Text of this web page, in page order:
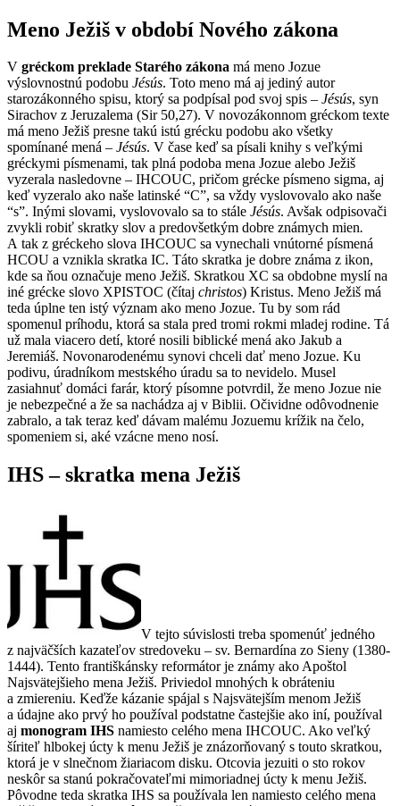
Meno Ježiš v období Nového zákona
V gréckom preklade Starého zákona má meno Jozue
výslovnostnú podobu Jésús. Toto meno má aj jediný autor
starozákonného spisu, ktorý sa podpísal pod svoj spis – Jésús, syn
Sirachov z Jeruzalema (Sir 50,27). V novozákonnom gréckom texte
má meno Ježiš presne takú istú grécku podobu ako všetky
spomínané mená – Jésús. V čase keď sa písali knihy s veľkými
gréckymi písmenami, tak plná podoba mena Jozue alebo Ježiš
vyzerala nasledovne – IHCOUC, pričom grécke písmeno sigma, aj
keď vyzeralo ako naše latinské “C”, sa vždy vyslovovalo ako naše
“s”. Inými slovami, vyslovovalo sa to stále Jésús. Avšak odpisovači
zvykli robiť skratky slov a predovšetkým dobre známych mien.
A tak z gréckeho slova IHCOUC sa vynechali vnútorné písmená
HCOU a vznikla skratka IC. Táto skratka je dobre známa z ikon,
kde sa ňou označuje meno Ježiš. Skratkou XC sa obdobne myslí na
iné grécke slovo XPISTOC (čítaj christos) Kristus. Meno Ježiš má
teda úplne ten istý význam ako meno Jozue. Tu by som rád
spomenul príhodu, ktorá sa stala pred tromi rokmi mladej rodine. Tá
už mala viacero detí, ktoré nosili biblické mená ako Jakub a
Jeremiáš. Novonarodenému synovi chceli dať meno Jozue. Ku
podivu, úradníkom mestského úradu sa to nevidelo. Musel
zasiahnuť domáci farár, ktorý písomne potvrdil, že meno Jozue nie
je nebezpečné a že sa nachádza aj v Biblii. Očividne odôvodnenie
zabralo, a tak teraz keď dávam malému Jozuemu krížik na čelo,
spomeniem si, aké vzácne meno nosí.
IHS – skratka mena Ježiš
V tejto súvislosti treba spomenúť jedného
z najväčších kazateľov stredoveku – sv. Bernardína zo Sieny (1380-
1444). Tento františkánsky reformátor je známy ako Apoštol
Najsvätejšieho mena Ježiš. Priviedol mnohých k obráteniu
a zmiereniu. Keďže kázanie spájal s Najsvätejším menom Ježiš
a údajne ako prvý ho používal podstatne častejšie ako iní, používal
aj monogram IHS namiesto celého mena IHCOUC. Ako veľký
šíriteľ hlbokej úcty k menu Ježiš je znázorňovaný s touto skratkou,
ktorá je v slnečnom žiariacom disku. Otcovia jezuiti o sto rokov
neskôr sa stanú pokračovateľmi mimoriadnej úcty k menu Ježiš.
Pôvodne teda skratka IHS sa používala len namiesto celého mena